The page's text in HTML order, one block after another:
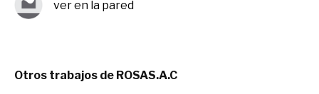
ver en la pared
Otros trabajos de ROSAS.A.C